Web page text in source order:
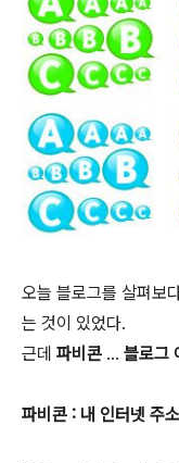
오늘 블로그를 살펴보
는 것이 있었다.
근데 파비콘 ... 블로그
파비콘 : 내 인터넷 주